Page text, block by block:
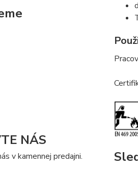
NÁS
v kamennej predajni.